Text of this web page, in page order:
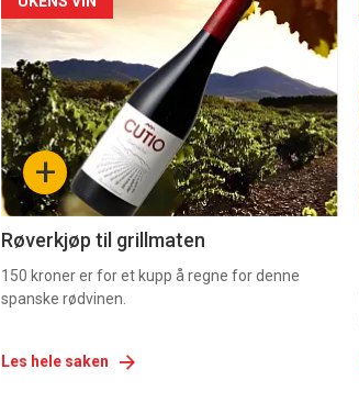
akkurat
nå
-
4 +
Røverkjøp til grillmaten
150 kroner er for et kupp å regne for denne
spanske rødvinen.
Les hele saken